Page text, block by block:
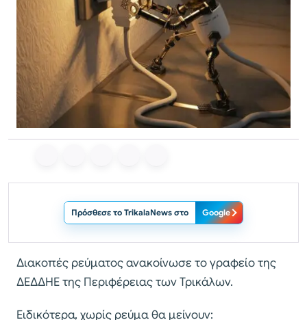
Πρόσθεσε το TrikalaNews στο Google
Διακοπές ρεύματος ανακοίνωσε το γραφείο της
ΔΕΔΔΗΕ της Περιφέρειας των Τρικάλων.
Ειδικότερα, χωρίς ρεύμα θα μείνουν: